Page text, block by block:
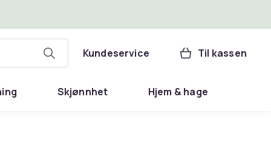
Kundeservice Til kassen
Skjønnhet Hjem & hage